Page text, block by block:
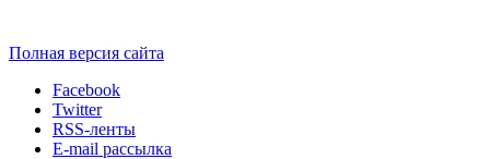
Полная версия сайта
Facebook
Twitter
RSS-ленты
E-mail рассылка